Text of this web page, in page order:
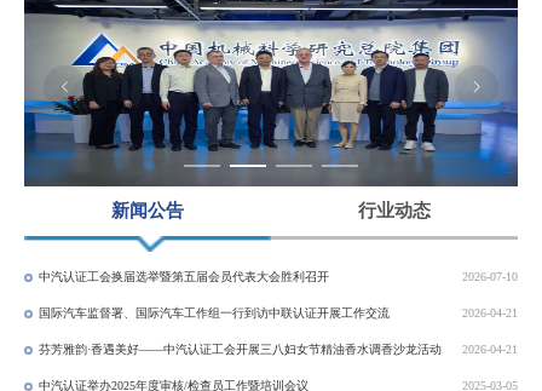
芬芳雅韵·香遇美好——中汽认证工会开展三八妇女节精油香水调香沙龙活动
新闻公告 行业动态
中汽认证工会换届选举暨第五届会员代表大会胜利召开 2026-07-10
国际汽车监督署、国际汽车工作组一行到访中联认证开展工作交流 2026-04-21
芬芳雅韵·香遇美好——中汽认证工会开展三八妇女节精油香水调香沙龙活动 2026-04-21
中汽认证举办2025年度审核/检查员工作暨培训会议 2025-03-05